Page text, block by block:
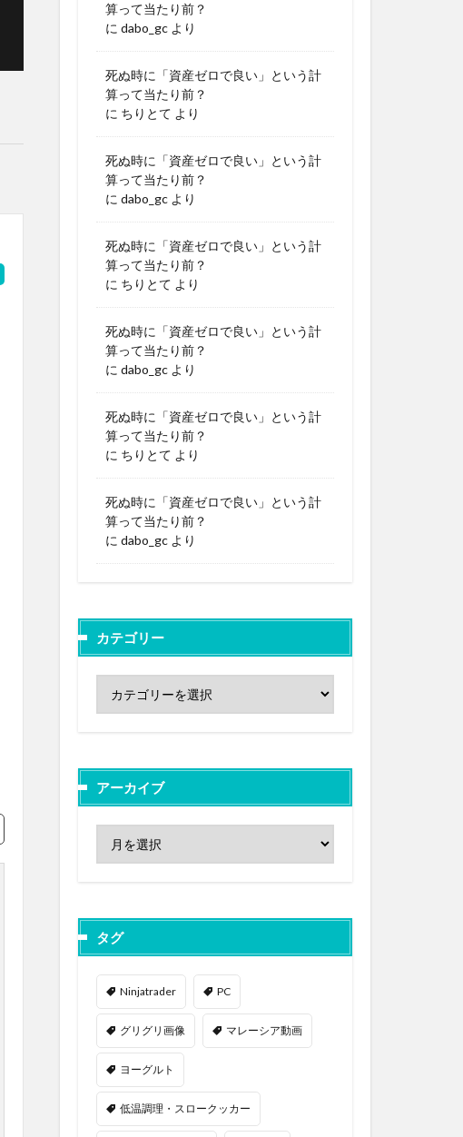
算って当たり前？
に dabo_gc より
死ぬ時に「資産ゼロで良い」という計
算って当たり前？
に ちりとて より
死ぬ時に「資産ゼロで良い」という計
算って当たり前？
に dabo_gc より
死ぬ時に「資産ゼロで良い」という計
算って当たり前？
に ちりとて より
死ぬ時に「資産ゼロで良い」という計
算って当たり前？
に dabo_gc より
死ぬ時に「資産ゼロで良い」という計
算って当たり前？
に ちりとて より
死ぬ時に「資産ゼロで良い」という計
算って当たり前？
に dabo_gc より
カテゴリー
アーカイブ
タグ
Ninjatrader PC
グリグリ画像 マレーシア動画
ヨーグルト
低温調理・スロークッカー